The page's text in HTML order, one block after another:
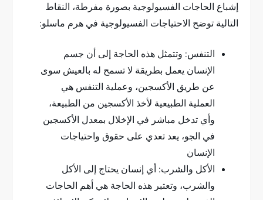
إشباع الحاجات الفسيولوجية بصورة مفرطة، النقاط
التالية توضح الاحتياجات الفسيولوجية في هرم ماسلو:
التنفس: وتتمثل هذه الحاجة إلى أن جسم
الإنسان يعمل بطريقة لا تسمح له بالعيش سوى
عن طريق الأكسجين، وعملية التنفس هي
العملية الطبيعية لأخذ الأكسجين من الطبيعة،
وأي تدخل مباشر في الإخلال بمعدل الأكسجين
في الجو، يعد تعدي على حقوق واحتياجات
الإنسان
الأكل والشرب: أي إنسان يحتاج إلى الأكل
والشرب، وتعتبر هذه الحاجة هي أهم الحاجات